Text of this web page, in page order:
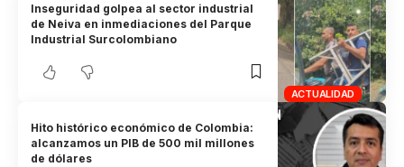
ACTUALIDAD
Inseguridad golpea al sector industrial
de Neiva en inmediaciones del Parque
Industrial Surcolombiano
Hito histórico económico de Colombia:
alcanzamos un PIB de 500 mil millones
de dólares